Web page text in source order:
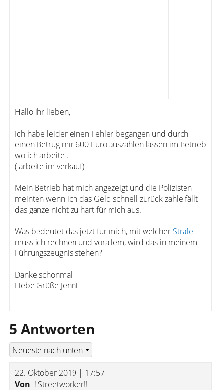
Hallo ihr lieben,
Ich habe leider einen Fehler begangen und durch
einen Betrug mir 600 Euro auszahlen lassen im Betrieb
wo ich arbeite .
( arbeite im verkauf)
Mein Betrieb hat mich angezeigt und die Polizisten
meinten wenn ich das Geld schnell zurück zahle fällt
das ganze nicht zu hart für mich aus.
Was bedeutet das jetzt für mich, mit welcher Strafe
muss ich rechnen und vorallem, wird das in meinem
Führungszeugnis stehen?
Danke schonmal
Liebe Grüße Jenni
5 Antworten
22. Oktober 2019 | 17:57
Von !!Streetworker!!